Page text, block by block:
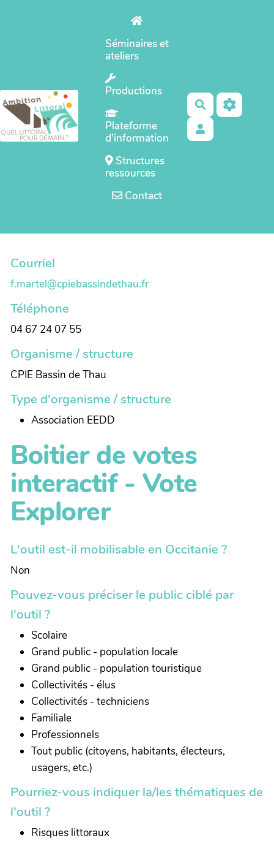
Séminaires et
ateliers
Productions
Plateforme
d'information
Structures
ressources
Contact
Rechercher
Courriel
f.martel@cpiebassindethau.fr
Téléphone
04 67 24 07 55
Organisme / structure
CPIE Bassin de Thau
Type d'organisme / structure
Association EEDD
Boitier de votes
interactif - Vote
Explorer
L'outil est-il mobilisable en Occitanie ?
Non
Pouvez-vous préciser le public ciblé par
l'outil ?
Scolaire
Grand public - population locale
Grand public - population touristique
Collectivités - élus
Collectivités - techniciens
Familiale
Professionnels
Tout public (citoyens, habitants, électeurs,
usagers, etc.)
Pourriez-vous indiquer la/les thématiques de
l'outil ?
Risques littoraux